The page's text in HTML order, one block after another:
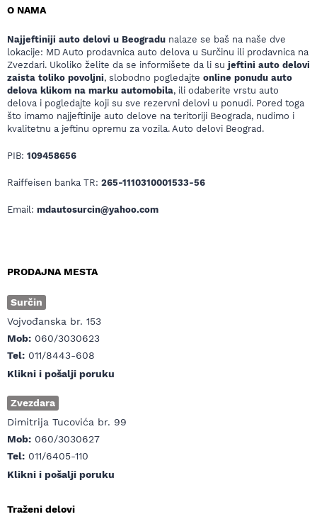
O NAMA
Najjeftiniji auto delovi u Beogradu nalaze se baš na naše dve
lokacije: MD Auto prodavnica auto delova u Surčinu ili prodavnica na
Zvezdari. Ukoliko želite da se informišete da li su jeftini auto delovi
zaista toliko povoljni, slobodno pogledajte online ponudu auto
delova klikom na marku automobila, ili odaberite vrstu auto
delova i pogledajte koji su sve rezervni delovi u ponudi. Pored toga
što imamo najjeftinije auto delove na teritoriji Beograda, nudimo i
kvalitetnu a jeftinu opremu za vozila. Auto delovi Beograd.
PIB: 109458656
Raiffeisen banka TR: 265-1110310001533-56
Email: mdautosurcin@yahoo.com
PRODAJNA MESTA
Surčin
Vojvođanska br. 153
Mob: 060/3030623
Tel: 011/8443-608
Klikni i pošalji poruku
Zvezdara
Dimitrija Tucovića br. 99
Mob: 060/3030627
Tel: 011/6405-110
Klikni i pošalji poruku
Traženi delovi